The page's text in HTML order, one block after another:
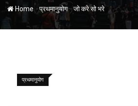
Home -प्रथमानुयोग-जो करे सो भरे
प्रथमानुयोग